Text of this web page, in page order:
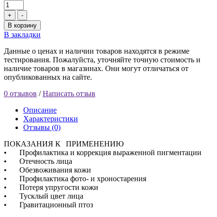
+
-
В корзину
В закладки
Данные о ценах и наличии товаров находятся в режиме
тестирования. Пожалуйста, уточняйте точную стоимость и
наличие товаров в магазинах. Они могут отличаться от
опубликованных на сайте.
0 отзывов /Написать отзыв
Описание
Характеристики
Отзывы (0)
ПОКАЗАНИЯ К
ПРИМЕНЕНИЮ
•
Профилактика и коррекция выраженной пигментации
•
Отечность лица
•
Обезвоживания кожи
•
Профилактика фото- и хроностарения
•
Потеря упругости кожи
•
Тусклый цвет лица
•
Гравитационный птоз